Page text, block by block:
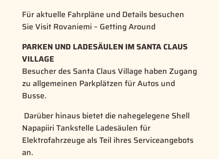
Für aktuelle Fahrpläne und Details besuchen
Sie Visit Rovaniemi – Getting Around
PARKEN UND LADESÄULEN IM SANTA CLAUS
VILLAGE
Besucher des Santa Claus Village haben Zugang
zu allgemeinen Parkplätzen für Autos und
Busse.
Darüber hinaus bietet die nahegelegene Shell
Napapiiri Tankstelle Ladesäulen für
Elektrofahrzeuge als Teil ihres Serviceangebots
an.